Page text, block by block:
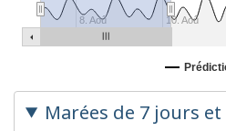
8. Aoû 10. Aoû
Marées de 7 jours